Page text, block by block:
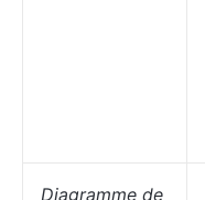
Diagramme de